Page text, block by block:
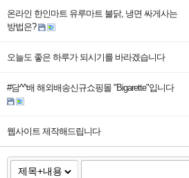
온라인 한인마트 유루마트 불닭, 냉면 싸게사는
방법은?
오늘도 좋은 하루가 되시기를 바라겠습니다
#담^^배 해외배송신규쇼핑몰 "Bigarette"입니다
웹사이트 제작해드립니다